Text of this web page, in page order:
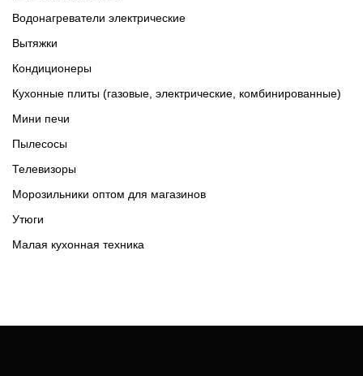
Водонагреватели электрические
Вытяжки
Кондиционеры
Кухонные плиты (газовые, электрические, комбинированные)
Мини печи
Пылесосы
Телевизоры
Морозильники оптом для магазинов
Утюги
Малая кухонная техника